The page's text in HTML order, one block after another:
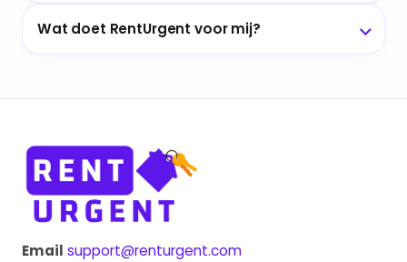
Wat doet RentUrgent voor mij?
Email support@renturgent.com